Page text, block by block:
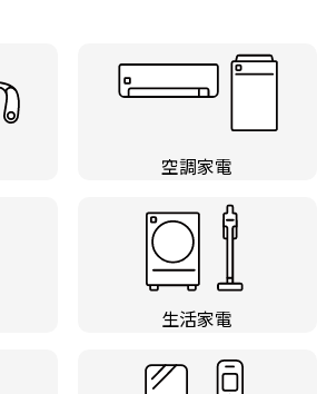
空調家電
生活家電